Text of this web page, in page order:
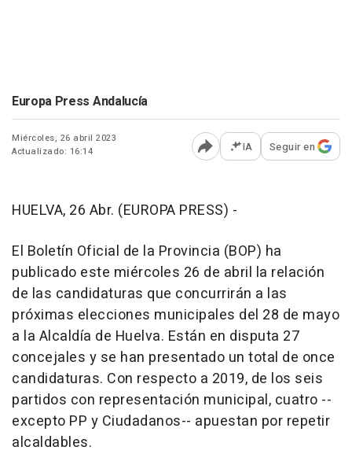
Europa Press Andalucía
Miércoles, 26 abril 2023
Actualizado: 16:14
Abrir opciones para
IA Seguir en
HUELVA, 26 Abr. (EUROPA PRESS) -
El Boletín Oficial de la Provincia (BOP) ha
publicado este miércoles 26 de abril la relación
de las candidaturas que concurrirán a las
próximas elecciones municipales del 28 de mayo
a la Alcaldía de Huelva. Están en disputa 27
concejales y se han presentado un total de once
candidaturas. Con respecto a 2019, de los seis
partidos con representación municipal, cuatro --
excepto PP y Ciudadanos-- apuestan por repetir
alcaldables.